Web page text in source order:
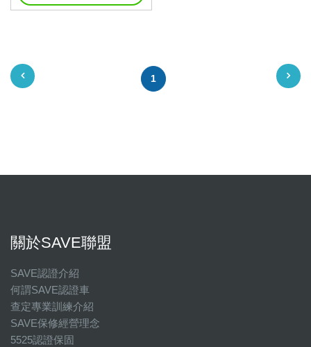
1
關於SAVE聯盟
SAVE認證介紹
何謂SAVE認證車
查定專業訓練介紹
SAVE保修經營理念
5525認證保固